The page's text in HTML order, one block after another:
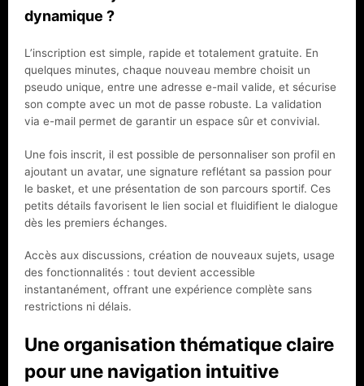
dynamique ?
L’inscription est simple, rapide et totalement gratuite. En
quelques minutes, chaque nouveau membre choisit un
pseudo unique, entre une adresse e-mail valide, et sécurise
son compte avec un mot de passe robuste. La validation
via e-mail permet de garantir un espace sûr et convivial.
Une fois inscrit, il est possible de personnaliser son profil en
ajoutant un avatar, une signature reflétant sa passion pour
le basket, et une présentation de son parcours sportif. Ces
petits détails favorisent le lien social et fluidifient le dialogue
dès les premiers échanges.
Accès aux discussions, création de nouveaux sujets, usage
des fonctionnalités : tout devient accessible
instantanément, offrant une expérience complète sans
restrictions ni délais.
Une organisation thématique claire
pour une navigation intuitive